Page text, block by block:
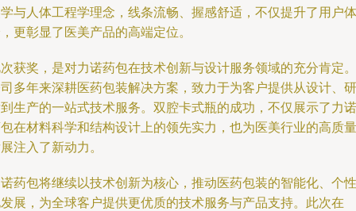
与人体工程学理念，线条流畅、握感舒适，不仅提升了用户体
更彰显了医美产品的高端定位。
获奖，是对力诺药包在技术创新与设计服务领域的充分肯定。
多年来深耕医药包装解决方案，致力于为客户提供从设计、研
生产的一站式技术服务。双腔卡式瓶的成功，不仅展示了力诺
在材料科学和结构设计上的领先实力，也为医美行业的高质量
注入了新动力。
药包将继续以技术创新为核心，推动医药包装的智能化、个性
展，为全球客户提供更优质的技术服务与产品支持。此次在